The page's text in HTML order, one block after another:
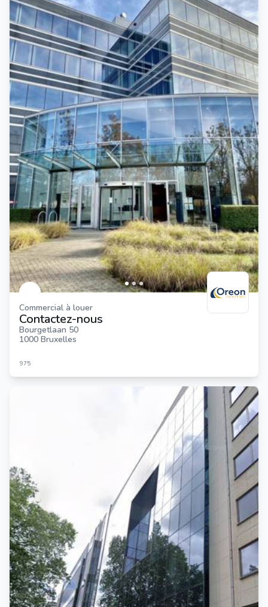
Commercial à louer
Contactez-nous
Bourgetlaan 50
1000 Bruxelles
975